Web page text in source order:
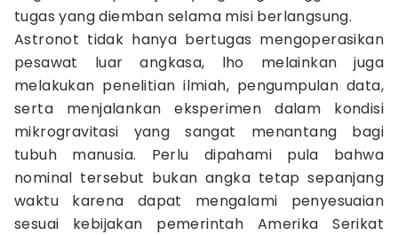
tugas yang diemban selama misi berlangsung.
Astronot tidak hanya bertugas mengoperasikan
pesawat luar angkasa, lho melainkan juga
melakukan penelitian ilmiah, pengumpulan data,
serta menjalankan eksperimen dalam kondisi
mikrogravitasi yang sangat menantang bagi
tubuh manusia. Perlu dipahami pula bahwa
nominal tersebut bukan angka tetap sepanjang
waktu karena dapat mengalami penyesuaian
sesuai kebijakan pemerintah Amerika Serikat